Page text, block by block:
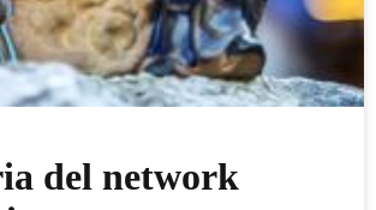
del network